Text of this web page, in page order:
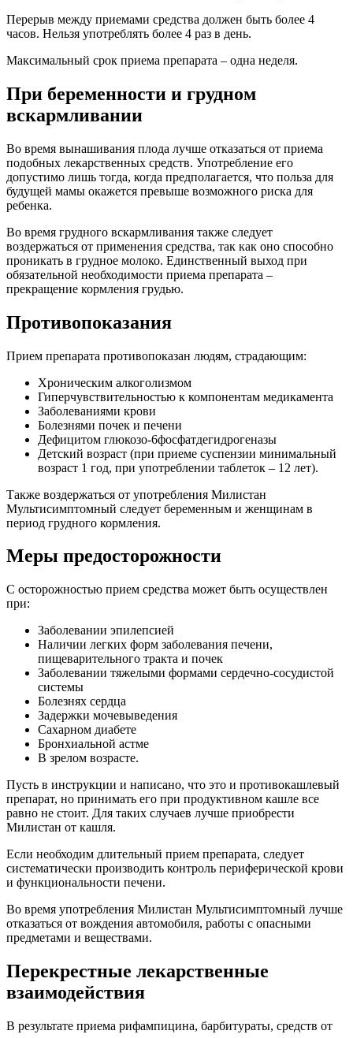
Перерыв между приемами средства должен быть более 4
часов. Нельзя употреблять более 4 раз в день.
Максимальный срок приема препарата – одна неделя.
При беременности и грудном
вскармливании
Во время вынашивания плода лучше отказаться от приема
подобных лекарственных средств. Употребление его
допустимо лишь тогда, когда предполагается, что польза для
будущей мамы окажется превыше возможного риска для
ребенка.
Во время грудного вскармливания также следует
воздержаться от применения средства, так как оно способно
проникать в грудное молоко. Единственный выход при
обязательной необходимости приема препарата –
прекращение кормления грудью.
Противопоказания
Прием препарата противопоказан людям, страдающим:
Хроническим алкоголизмом
Гиперчувствительностью к компонентам медикамента
Заболеваниями крови
Болезнями почек и печени
Дефицитом глюкозо-6фосфатдегидрогеназы
Детский возраст (при приеме суспензии минимальный
возраст 1 год, при употреблении таблеток – 12 лет).
Также воздержаться от употребления Милистан
Мультисимптомный следует беременным и женщинам в
период грудного кормления.
Меры предосторожности
С осторожностью прием средства может быть осуществлен
при:
Заболевании эпилепсией
Наличии легких форм заболевания печени,
пищеварительного тракта и почек
Заболевании тяжелыми формами сердечно-сосудистой
системы
Болезнях сердца
Задержки мочевыведения
Сахарном диабете
Бронхиальной астме
В зрелом возрасте.
Пусть в инструкции и написано, что это и противокашлевый
препарат, но принимать его при продуктивном кашле все
равно не стоит. Для таких случаев лучше приобрести
Милистан от кашля.
Если необходим длительный прием препарата, следует
систематически производить контроль периферической крови
и функциональности печени.
Во время употребления Милистан Мультисимптомный лучше
отказаться от вождения автомобиля, работы с опасными
предметами и веществами.
Перекрестные лекарственные
взаимодействия
В результате приема рифампицина, барбитураты, средств от